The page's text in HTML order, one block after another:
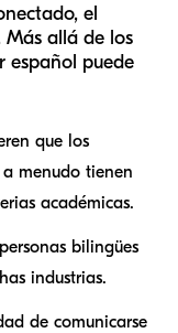
el
Más allá de los
español puede
que los
menudo tienen
académicas.
bilingües
industrias.
de comunicarse